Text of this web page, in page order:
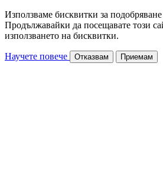
Използваме бисквитки за
Продължавайки да посещавате този
използването на бисквитки.
Научете повече Отказвам Приемам